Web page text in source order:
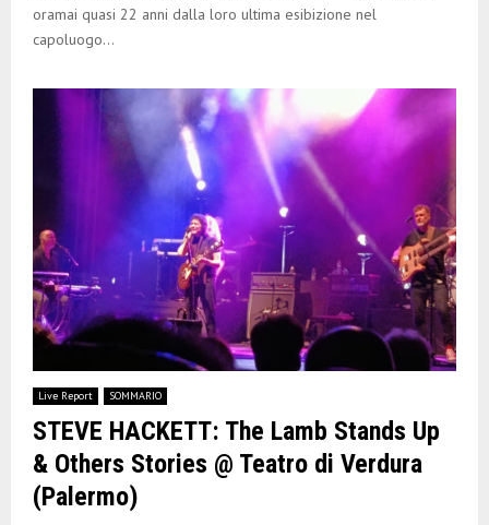
oramai quasi 22 anni dalla loro ultima esibizione nel
capoluogo...
Live Report SOMMARIO
STEVE HACKETT: The Lamb Stands Up
& Others Stories @ Teatro di Verdura
(Palermo)